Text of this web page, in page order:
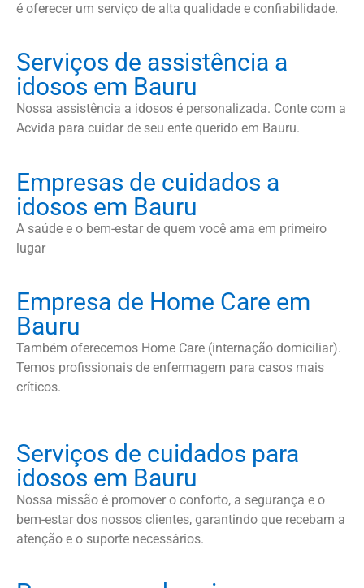
é oferecer um serviço de alta qualidade e confiabilidade.
Serviços de assistência a
idosos em Bauru
Nossa assistência a idosos é personalizada. Conte com a
Acvida para cuidar de seu ente querido em Bauru.
Empresas de cuidados a
idosos em Bauru
A saúde e o bem-estar de quem você ama em primeiro
lugar
Empresa de Home Care em
Bauru
Também oferecemos Home Care (internação domiciliar).
Temos profissionais de enfermagem para casos mais
críticos.
Serviços de cuidados para
idosos em Bauru
Nossa missão é promover o conforto, a segurança e o
bem-estar dos nossos clientes, garantindo que recebam a
atenção e o suporte necessários.